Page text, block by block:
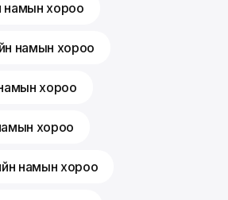
намын хороо
намын хороо
хороо
хороо
намын хороо